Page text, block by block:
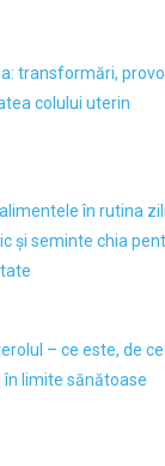
transformări,
colului uterin
în rutina
și seminte chia
– ce este, de
în limite sănătoase